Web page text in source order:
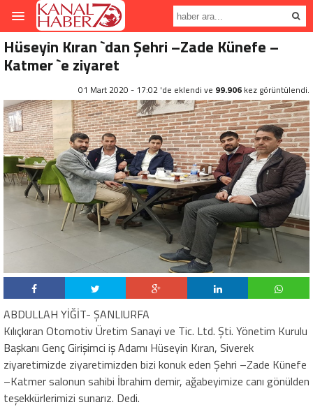
Hüseyin Kıran `dan Şehri –Zade Künefe –
Katmer `e ziyaret
01 Mart 2020 - 17:02 'de eklendi ve 99.906 kez görüntülendi.
ABDULLAH YİĞİT- ŞANLIURFA
Kılıçkıran Otomotiv Üretim Sanayi ve Tic. Ltd. Şti. Yönetim Kurulu
Başkanı Genç Girişimci iş Adamı Hüseyin Kıran, Siverek
ziyaretimizde ziyaretimizden bizi konuk eden Şehri –Zade Künefe
–Katmer salonun sahibi İbrahim demir, ağabeyimize canı gönülden
teşekkürlerimizi sunarız. Dedi.